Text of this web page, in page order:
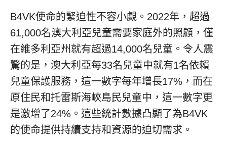
B4VK使命的緊迫性不容小覷。2022年，超過
61,000名澳大利亞兒童需要家庭外的照顧，僅
在維多利亞州就有超過14,000名兒童。令人震
驚的是，澳大利亞每33名兒童中就有1名依賴
兒童保護服務，這一數字每年增長17%，而在
原住民和托雷斯海峽島民兒童中，這一數字更
是激增了24%。這些統計數據凸顯了為B4VK
的使命提供持續支持和資源的迫切需求。